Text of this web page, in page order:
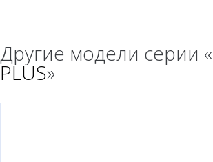
Другие модели серии «
PLUS»